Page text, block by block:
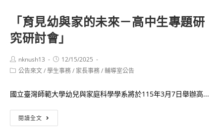
財
團
法
人
元
醫
「育見幼與家的未來－高中生專題研
究研討會」
Post
author:
nknush13
Post
published:
12/15/2025
Post公告來文/學生事務/ 家長事務/輔導室公告
國立臺灣師範大學幼兒與家庭科學學系將於115年3月7日舉辦高...
閱讀全文
見